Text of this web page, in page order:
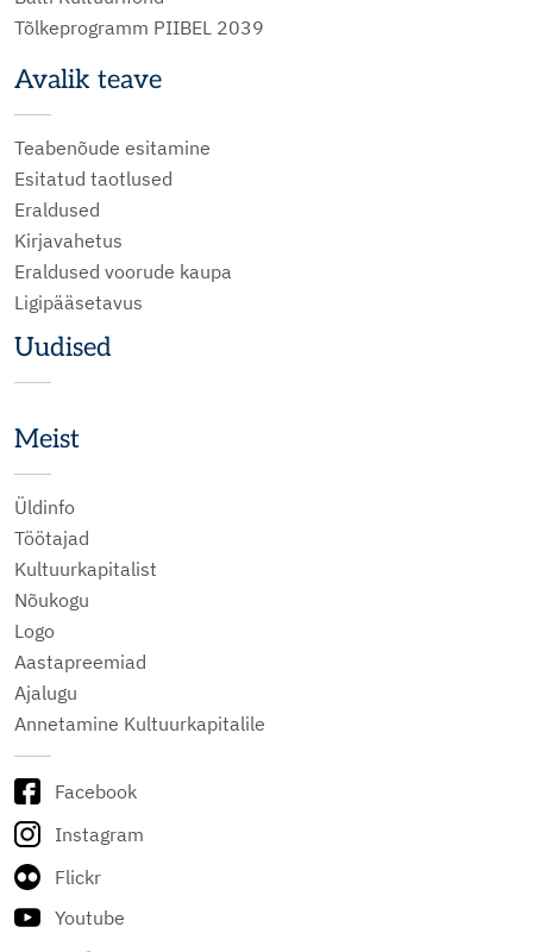
Tõlkeprogramm PIIBEL 2039
Avalik teave
Teabenõude esitamine
Esitatud taotlused
Eraldused
Kirjavahetus
Eraldused voorude kaupa
Ligipääsetavus
Uudised
Meist
Üldinfo
Töötajad
Kultuurkapitalist
Nõukogu
Logo
Aastapreemiad
Ajalugu
Annetamine Kultuurkapitalile
Facebook
Instagram
Flickr
Youtube